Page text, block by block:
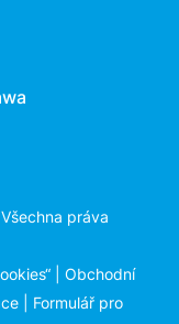
práva
Obchodní
Formulář pro